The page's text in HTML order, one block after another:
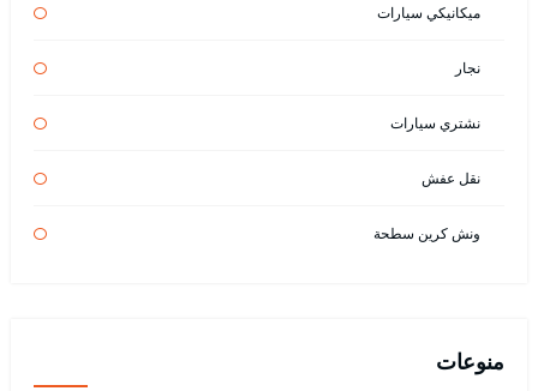
ميكانيكي سيارات
نجار
نشتري سيارات
نقل عفش
ونش كرين سطحة
منوعات